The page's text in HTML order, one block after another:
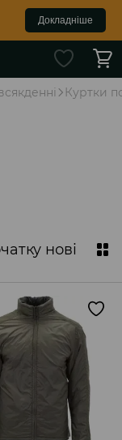
Докладніше
Куртки
нові